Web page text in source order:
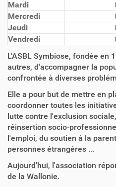
Mardi
Mercredi
Jeudi
Vendredi
L'ASBL Symbiose, fondée en
autres, d'accompagner la
confrontée à diverses
Elle a pour but de mettre en
coordonner toutes les
lutte contre l'exclusion
réinsertion socio-
l'emploi, du soutien à la
personnes étrangères ...
Aujourd'hui, l'association
de la Wallonie.